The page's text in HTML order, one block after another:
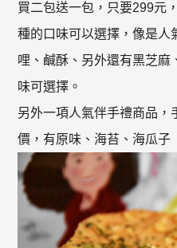
買二包送一包，只要299元
種的口味可以選擇，像是人
哩、鹹酥、另外還有黑芝麻
味可選擇。
另外一項人氣伴手禮商品，
價，有原味、海苔、海瓜子